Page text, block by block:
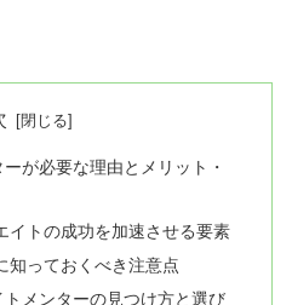
が必要な理由とメリット・
イトの成功を加速させる要素
知っておくべき注意点
メンターの見つけ方と選び